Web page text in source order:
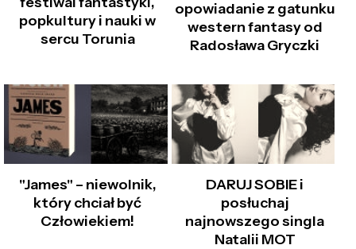
popkultury i nauki w
sercu Torunia
opowiadanie z gatunku
western fantasy od
Radosława Gryczki
"James" – niewolnik,
który chciał być
Człowiekiem!
DARUJ SOBIE i
posłuchaj
najnowszego singla
Natalii MOT